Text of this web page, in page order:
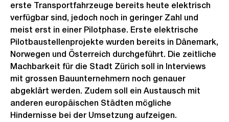
erste Transportfahrzeuge bereits heute elektrisch
verfügbar sind, jedoch noch in geringer Zahl und
meist erst in einer Pilotphase. Erste elektrische
Pilotbaustellenprojekte wurden bereits in Dänemark,
Norwegen und Österreich durchgeführt. Die zeitliche
Machbarkeit für die Stadt Zürich soll in Interviews
mit grossen Bauunternehmern noch genauer
abgeklärt werden. Zudem soll ein Austausch mit
anderen europäischen Städten mögliche
Hindernisse bei der Umsetzung aufzeigen.